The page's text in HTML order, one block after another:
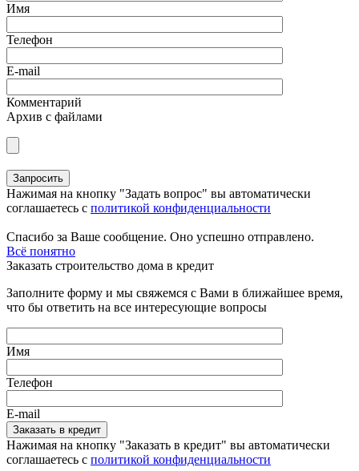
Имя
Телефон
E-mail
Комментарий
Архив с файлами
Нажимая на кнопку "Задать вопрос" вы автоматически
соглашаетесь с политикой конфиденциальности
Спасибо за Ваше сообщение. Оно успешно отправлено.
Всё понятно
Заказать строительство дома в кредит
Заполните форму и мы свяжемся с Вами в ближайшее время,
что бы ответить на все интересующие вопросы
Имя
Телефон
E-mail
Нажимая на кнопку "Заказать в кредит" вы автоматически
соглашаетесь с политикой конфиденциальности